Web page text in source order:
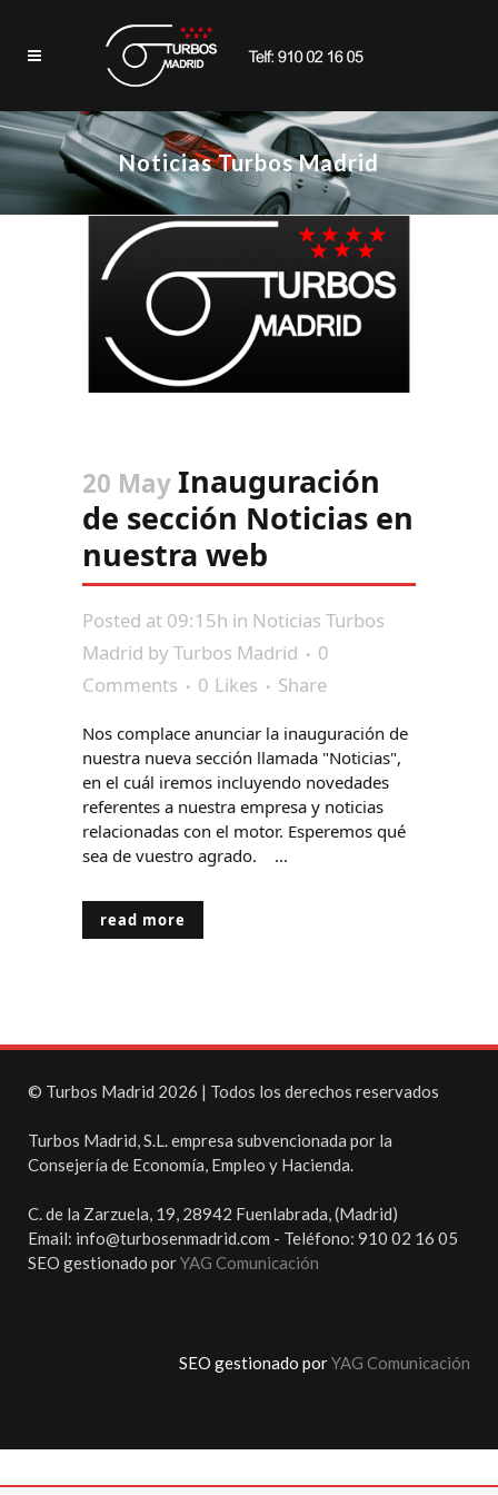
Noticias Turbos Madrid
20 MayInauguración
de sección Noticias en
nuestra web
Posted at 09:15h in Noticias Turbos
Madrid byTurbos Madrid
0
Comments
0 Likes Share
Nos complace anunciar la inauguración de
nuestra nueva sección llamada "Noticias",
en el cuál iremos incluyendo novedades
referentes a nuestra empresa y noticias
relacionadas con el motor. Esperemos qué
sea de vuestro agrado. ...
read more
© Turbos Madrid 2026 | Todos los derechos reservados
Turbos Madrid, S.L. empresa subvencionada por la
Consejería de Economía, Empleo y Hacienda.
C. de la Zarzuela, 19, 28942 Fuenlabrada, (Madrid)
Email: info@turbosenmadrid.com - Teléfono: 910 02 16 05
SEO gestionado porYAG Comunicación
SEO gestionado porYAG Comunicación